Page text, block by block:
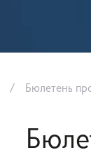
Бюлетень